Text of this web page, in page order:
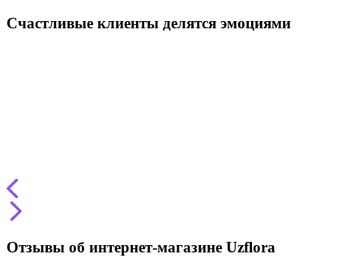
Счастливые клиенты делятся эмоциями
Отзывы об интернет-магазине Uzflora